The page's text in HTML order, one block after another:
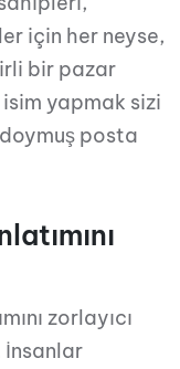
için her neyse,
bir pazar
yapmak sizi
posta
zorlayıcı